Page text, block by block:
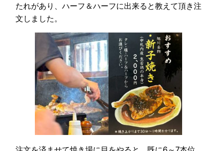
たれがあり、ハーフ＆ハーフに出来ると教えて頂き注
文しました。